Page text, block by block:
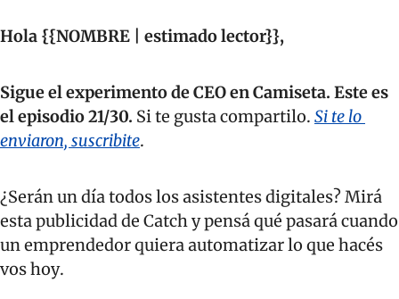
Hola {{NOMBRE | estimado lector}},
Sigue el experimento de CEO en Camiseta. Este es
el episodio 21/30. Si te gusta compartilo. Si te lo
enviaron, suscribite.
¿Serán un día todos los asistentes digitales? Mirá
esta publicidad de Catch y pensá qué pasará cuando
un emprendedor quiera automatizar lo que hacés
vos hoy.